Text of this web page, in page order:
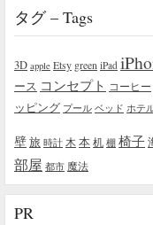
タグ – Tags
3D apple Etsy green iPad
ース コンセプト コーヒー
ッピング プール ベッド ホテ
壁旅 時計 木本机 棚 椅子
部屋 都市 魔法
PR